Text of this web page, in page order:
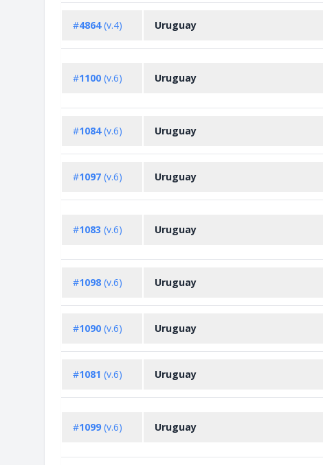
#4864(v.4) Uruguay
#1100 (v.6) Uruguay
#1084(v.6) Uruguay
#1097 (v.6) Uruguay
#1083 (v.6) Uruguay
#1098 (v.6) Uruguay
#1090 (v.6) Uruguay
#1081 (v.6) Uruguay
#1099 (v.6) Uruguay